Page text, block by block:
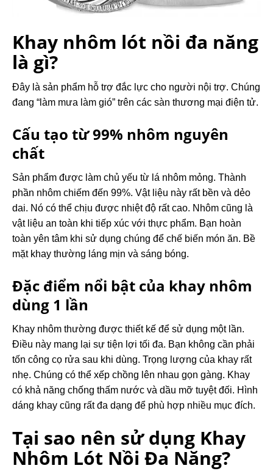
Khay nhôm lót nồi đa năng
là gì?
Đây là sản phẩm hỗ trợ đắc lực cho người nội trợ. Chúng
đang “làm mưa làm gió” trên các sàn thương mại điện tử.
Cấu tạo từ 99% nhôm nguyên
chất
Sản phẩm được làm chủ yếu từ lá nhôm mỏng. Thành
phần nhôm chiếm đến 99%. Vật liệu này rất bền và dẻo
dai. Nó có thể chịu được nhiệt độ rất cao. Nhôm cũng là
vật liệu an toàn khi tiếp xúc với thực phẩm. Bạn hoàn
toàn yên tâm khi sử dụng chúng để chế biến món ăn. Bề
mặt khay thường láng mịn và sáng bóng.
Đặc điểm nổi bật của khay nhôm
dùng 1 lần
Khay nhôm thường được thiết kế để sử dụng một lần.
Điều này mang lại sự tiện lợi tối đa. Bạn không cần phải
tốn công cọ rửa sau khi dùng. Trọng lượng của khay rất
nhẹ. Chúng có thể xếp chồng lên nhau gọn gàng. Khay
có khả năng chống thấm nước và dầu mỡ tuyệt đối. Hình
dáng khay cũng rất đa dạng để phù hợp nhiều mục đích.
Tại sao nên sử dụng Khay
Nhôm Lót Nồi Đa Năng?